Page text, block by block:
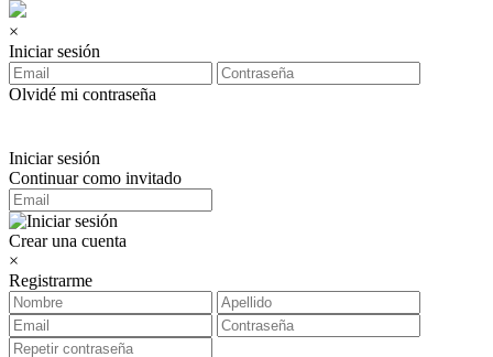
×
Iniciar sesión
Olvidé mi contraseña
Iniciar sesión
Continuar como invitado
Crear una cuenta
×
Registrarme